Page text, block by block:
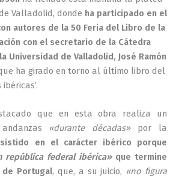
Valladolid, donde ha participado en el
autores de la 50 Feria del Libro de la
con el secretario de la Cátedra
Universidad de Valladolid, José Ramón
ha girado en torno al último libro del
que en esta obra realiza un
«durante décadas»por la
en el carácter ibérico porque
república federal ibérica»que termine
Portugal, que, a su juicio, «no figura